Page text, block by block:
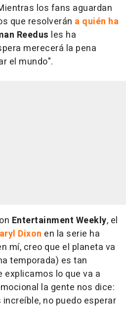
los fans aguardan
que resolverán a quién ha
Reedus les ha
merecerá la pena
el mundo".
Entertainment Weekly, el
Dixon en la serie ha
mí, creo que el planeta va
temporada) es tan
explicamos lo que va a
la gente nos dice:
increíble, no puedo esperar